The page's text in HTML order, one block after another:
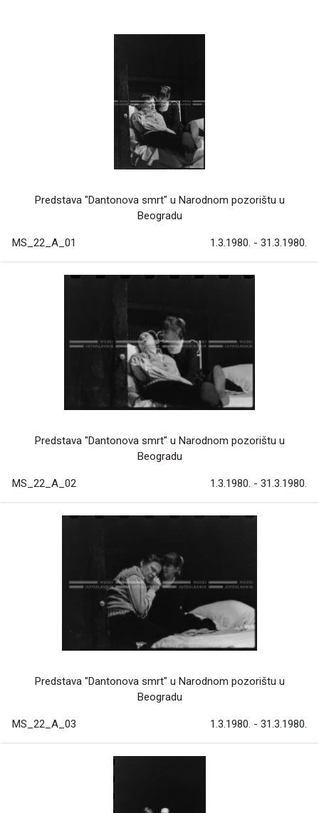
Predstava "Dantonova smrt" u Narodnom pozorištu u
Beogradu
MS_22_A_01 1.3.1980. - 31.3.1980.
Predstava "Dantonova smrt" u Narodnom pozorištu u
Beogradu
MS_22_A_02 1.3.1980. - 31.3.1980.
Predstava "Dantonova smrt" u Narodnom pozorištu u
Beogradu
MS_22_A_03 1.3.1980. - 31.3.1980.